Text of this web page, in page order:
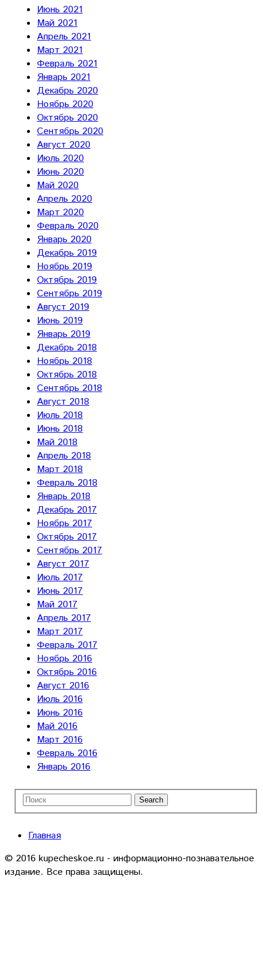
Июнь 2021
Май 2021
Апрель 2021
Март 2021
Февраль 2021
Январь 2021
Декабрь 2020
Ноябрь 2020
Октябрь 2020
Сентябрь 2020
Август 2020
Июль 2020
Июнь 2020
Май 2020
Апрель 2020
Март 2020
Февраль 2020
Январь 2020
Декабрь 2019
Ноябрь 2019
Октябрь 2019
Сентябрь 2019
Август 2019
Июнь 2019
Январь 2019
Декабрь 2018
Ноябрь 2018
Октябрь 2018
Сентябрь 2018
Август 2018
Июль 2018
Июнь 2018
Май 2018
Апрель 2018
Март 2018
Февраль 2018
Январь 2018
Декабрь 2017
Ноябрь 2017
Октябрь 2017
Сентябрь 2017
Август 2017
Июль 2017
Июнь 2017
Май 2017
Апрель 2017
Март 2017
Февраль 2017
Ноябрь 2016
Октябрь 2016
Август 2016
Июль 2016
Июнь 2016
Май 2016
Март 2016
Февраль 2016
Январь 2016
Главная
© 2016 kupecheskoe.ru - информационно-познавательное
издание. Все права защищены.